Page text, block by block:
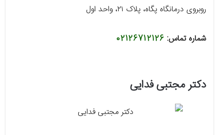
روبروی درمانگاه پگاه، پلاک ۲۱، واحد اول
شماره تماس: 02126712126
دکتر مجتبی فدایی